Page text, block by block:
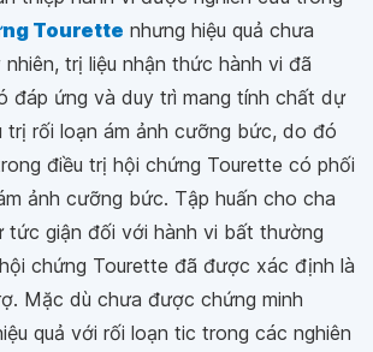
Tourette nhưng hiệu quả chưa
trị liệu nhận thức hành vi đã
đáp ứng và duy trì mang tính chất dự
trị rối loạn ám ảnh cưỡng bức, do đó
điều trị hội chứng Tourette có phối
ảnh cưỡng bức. Tập huấn cho cha
tức giận đối với hành vi bất thường
chứng Tourette đã được xác định là
Mặc dù chưa được chứng minh
quả với rối loạn tic trong các nghiên